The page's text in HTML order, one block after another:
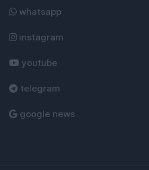
whatsapp
instagram
youtube
telegram
google news